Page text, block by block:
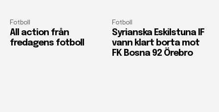
Fotboll
All action från
fredagens fotboll
Fotboll
Syrianska Eskilstuna IF
vann klart borta mot
FK Bosna 92 Örebro